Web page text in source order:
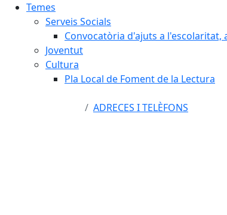
Temes
Serveis Socials
Convocatòria d'ajuts a l'escolaritat,
Joventut
Cultura
Pla Local de Foment de la Lectura
ADRECES I TELÈFONS